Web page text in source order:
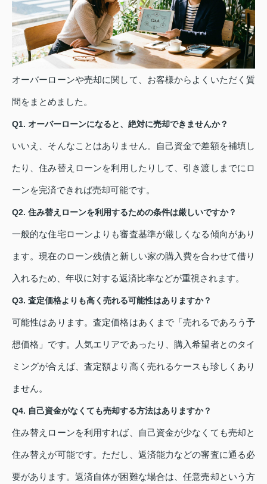
オーバーローンや売却に関して、お客様からよくいただく質
問をまとめました。
Q1. オーバーローンになると、絶対に売却できませんか？
いいえ、そんなことはありません。自己資金で差額を補填し
たり、住み替えローンを利用したりして、引き渡しまでにロ
ーンを完済できれば売却可能です。
Q2. 住み替えローンを利用するための条件は厳しいですか？
一般的な住宅ローンよりも審査基準が厳しくなる傾向があり
ます。現在のローン残債と新しい家の購入費を合わせて借り
入れるため、年収に対する返済比率などが重視されます。
Q3. 査定価格よりも高く売れる可能性はありますか？
可能性はあります。査定価格はあくまで「売れるであろう予
想価格」です。人気エリアであったり、購入希望者とのタイ
ミングが合えば、査定額より高く売れるケースも珍しくあり
ません。
Q4. 自己資金がなくても売却する方法はありますか？
住み替えローンを利用すれば、自己資金が少なくても売却と
住み替えが可能です。ただし、返済能力などの審査に通る必
要があります。返済自体が困難な場合は、任意売却という方